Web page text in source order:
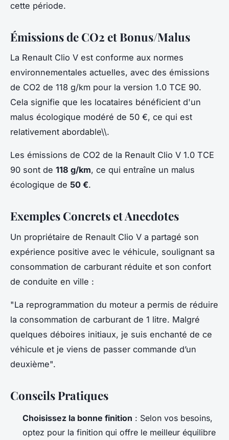
cette période.
Émissions de CO2 et Bonus/Malus
La Renault Clio V est conforme aux normes
environnementales actuelles, avec des émissions
de CO2 de 118 g/km pour la version 1.0 TCE 90.
Cela signifie que les locataires bénéficient d'un
malus écologique modéré de 50 €, ce qui est
relativement abordable\\.
Les émissions de CO2 de la Renault Clio V 1.0 TCE
90 sont de 118 g/km, ce qui entraîne un malus
écologique de 50 €.
Exemples Concrets et Anecdotes
Un propriétaire de Renault Clio V a partagé son
expérience positive avec le véhicule, soulignant sa
consommation de carburant réduite et son confort
de conduite en ville :
"La reprogrammation du moteur a permis de réduire
la consommation de carburant de 1 litre. Malgré
quelques déboires initiaux, je suis enchanté de ce
véhicule et je viens de passer commande d’un
deuxième".
Conseils Pratiques
Choisissez la bonne finition : Selon vos besoins,
optez pour la finition qui offre le meilleur équilibre